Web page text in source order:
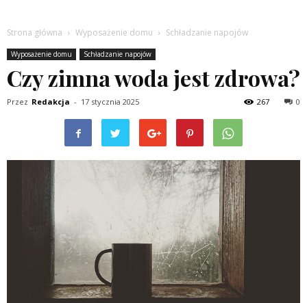
Strona główna Wyposażenie domu Schładzanie napojów
Wyposażenie domu Schładzanie napojów
Czy zimna woda jest zdrowa?
Przez Redakcja - 17 stycznia 2025 0
267